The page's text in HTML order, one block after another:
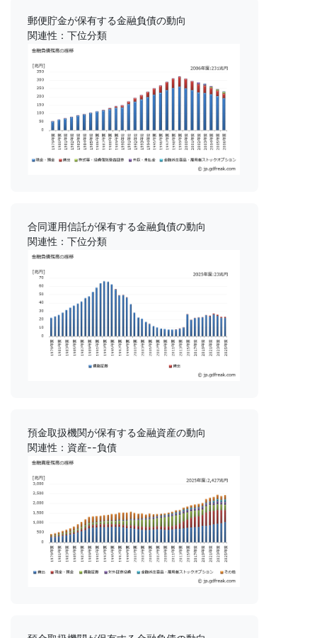
郵便貯金が保有する金融負債の動向
関連性：下位分類
合同運用信託が保有する金融負債の動向
関連性：下位分類
預金取扱機関が保有する金融資産の動向
関連性：資産--負債